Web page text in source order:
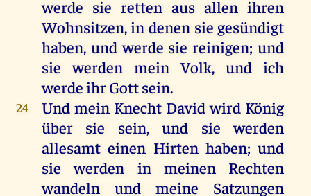
werde sie retten aus allen ihren
Wohnsitzen,in denen sie gesündigt
haben, und werde sie reinigen;und
sie werden mein Volk,und ich
werdeihrGottsein.
24 Und mein Knecht David wird König
über
sie sein,und sie
werden
allesamt einen Hirten haben;und
sie
werden in meinen
Rechten
wandeln
und meine
Satzungen